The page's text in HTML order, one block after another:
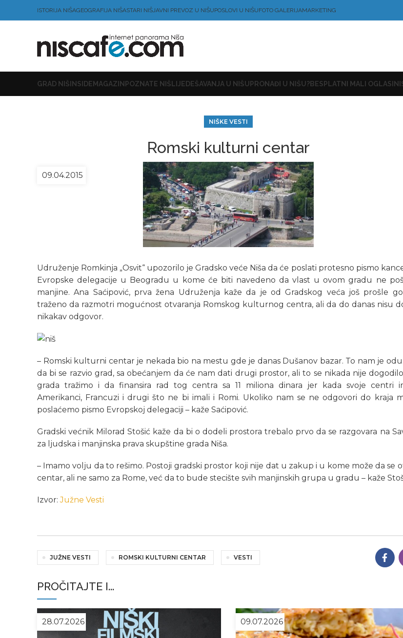
ISTORIJA NIŠAGEOGRAFIJA NIŠASTARI NIŠJAVNI PREVOZ U NIŠUPOSLOVI U NIŠUFOTO GALERIJAMARKETING
GRAD NIŠ INSIDE MAGAZIN POZNATE NIŠLIJE DEŠAVANJA U NIŠU PRONAĐI U NIŠU?BESPLATNI MALI OGLASI
NIŠKE VESTI
Romski kulturni centar
09.04.2015
Udruženje Romkinja „Osvit“ upozorilo je Gradsko veće Niša da će poslati protesno pismo
Evropske delegacije u Beogradu u kome će biti navedeno da vlast u ovom gradu ne
manjine. Ana Saćipović, prva žena Udruženja kaže da je od Gradskog veća još prošle
traženo da razmotri mogućnost otvaranja Romskog kulturnog centra, ali da do danas nisu
nikakav odgovor.
– Romski kulturni centar je nekada bio na mestu gde je danas Dušanov bazar. To nam je
da bi se razvio grad, sa obećanjem da će nam dati drugi prostor, ali to se nikada nije
grada tražimo i da finansira rad tog centra sa 11 miliona dinara jer kada svoje centri
Amerikanci, Francuzi i drugi što ne bi imali i Romi. Ukoliko nam se ne odgovori do kraja
poslaćemo pismo Evropskoj delegaciji – kaže Saćipović.
Gradski većnik Milorad Stošić kaže da bi o dodeli prostora trebalo prvo da se razgovara na
za ljudska i manjinska prava skupštine grada Niša.
– Imamo volju da to rešimo. Postoji gradski prostor koji nije dat u zakup i u kome može da se
centar, ali ne samo za Rome, već da to bude stecište svih manjinskih grupa u gradu – kaže
Izvor:Južne Vesti
JUŽNE VESTI ROMSKI KULTURNI CENTAR VESTI
PROČITAJTE I...
28.07.2026 09.07.2026